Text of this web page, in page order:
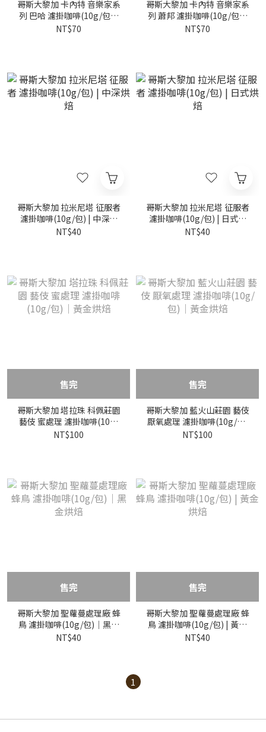
哥斯大黎加 卡內特 音樂家系
列 巴哈 濾掛咖啡(10g/包) |
中深烘焙
NT$70
哥斯大黎加 卡內特 音樂家系
列 蕭邦 濾掛咖啡(10g/包) |
中深烘焙
NT$70
哥斯大黎加 拉米尼塔 征服者
濾掛咖啡(10g/包) | 中深烘
焙
NT$40
哥斯大黎加 拉米尼塔 征服者
濾掛咖啡(10g/包) | 日式烘
焙
NT$40
售完
哥斯大黎加 塔拉珠 科佩莊園
藝伎 蜜處理 濾掛咖啡(10g/
包)｜黃金烘焙
NT$100
售完
哥斯大黎加 藍火山莊園 藝伎
厭氧處理 濾掛咖啡(10g/包)
｜黃金烘焙
NT$100
售完
哥斯大黎加 聖蘿蔓處理廠 蜂
鳥 濾掛咖啡(10g/包)｜黑金
烘焙
NT$40
售完
哥斯大黎加 聖蘿蔓處理廠 蜂
鳥 濾掛咖啡(10g/包) | 黃金
烘焙
NT$40
1